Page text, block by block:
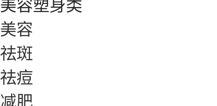
美容
祛斑
祛痘
减肥